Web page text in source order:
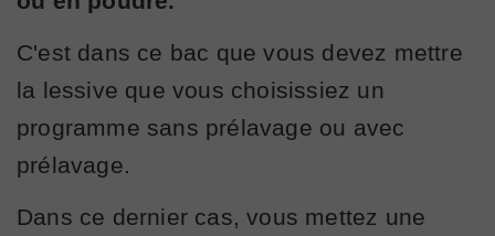
C'est dans ce bac que vous devez mettre
la lessive que vous choisissiez un
programme sans prélavage ou avec
prélavage.
Dans ce dernier cas, vous mettez une